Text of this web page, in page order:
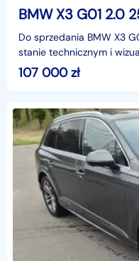
BMW X3 G01 2.0
Do sprzedania BMW X3
stanie technicznym i
silnik pracuje
107 000zł